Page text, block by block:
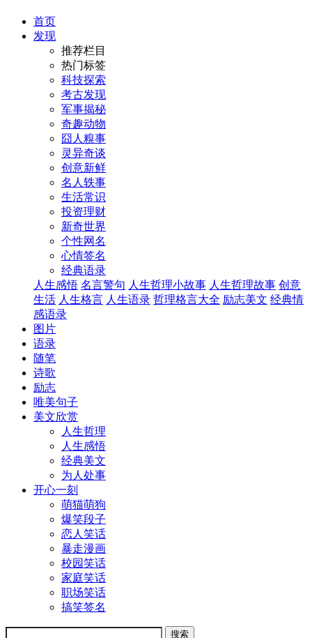
首页
发现
推荐栏目
热门标签
科技探索
考古发现
军事揭秘
奇趣动物
囧人糗事
灵异奇谈
创意新鲜
名人轶事
生活常识
投资理财
新奇世界
个性网名
心情签名
经典语录
人生感悟 名言警句 人生哲理小故事 人生哲理故事 创意
生活 人生格言 人生语录 哲理格言大全 励志美文 经典情
感语录
图片
语录
随笔
诗歌
励志
唯美句子
美文欣赏
人生哲理
人生感悟
经典美文
为人处事
开心一刻
萌猫萌狗
爆笑段子
恋人笑话
暴走漫画
校园笑话
家庭笑话
职场笑话
搞笑签名